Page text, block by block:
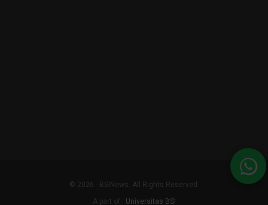
© 2026 - BSINews. All Rights Reserved.
A part of :
Universitas BSI